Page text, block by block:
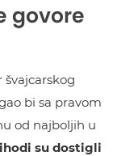
govore
bi sa pravom
od najboljih u
su dostigli